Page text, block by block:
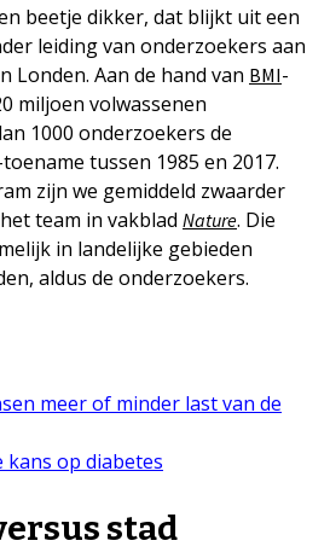
beetje dikker, dat blijkt uit een
leiding van onderzoekers aan
Londen. Aan de hand van BMI-
miljoen volwassenen
1000 onderzoekers de
tussen 1985 en 2017.
zijn we gemiddeld zwaarder
team in vakblad Nature. Die
in landelijke gebieden
aldus de onderzoekers.
meer of minder last van de
kans op diabetes
stad